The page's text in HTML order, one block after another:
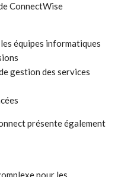
ConnectWise
équipes informatiques
gestion des services
présente également
pour les